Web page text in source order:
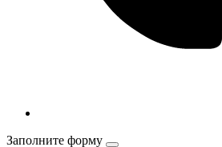
Заполните форму